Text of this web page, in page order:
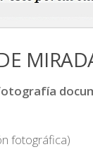
fotográfica)